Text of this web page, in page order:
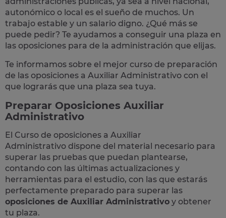
autonómico o local es el sueño de muchos. Un
trabajo estable y un salario digno. ¿Qué más se
puede pedir? Te ayudamos a conseguir una plaza en
las oposiciones para de la administración que elijas.
Te informamos sobre el mejor curso de preparación
de las oposiciones a Auxiliar Administrativo con el
que lograrás que una plaza sea tuya.
Preparar Oposiciones Auxiliar
Administrativo
El Curso de oposiciones a Auxiliar
Administrativo dispone del material necesario para
superar las pruebas que puedan plantearse,
contando con las últimas actualizaciones y
herramientas para el estudio, con las que estarás
perfectamente preparado para superar las
oposiciones de Auxiliar Administrativo y obtener
tu plaza.